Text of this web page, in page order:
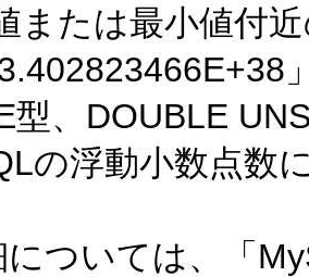
または最小値付
型、DOUBLE
の浮動小数点数
については、「